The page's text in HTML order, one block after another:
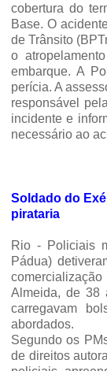
cobertura do
Base. O
de Trânsito
o
embarque. A
perícia. A
responsável
incidente e
necessário ao
Soldado do
pirataria
Rio - Policiais
Pádua)
Almeida, de 38
carregavam
abordados.
Segundo os
de direitos